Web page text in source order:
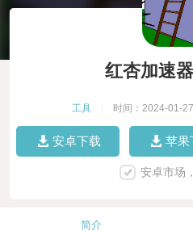
红杏加速
工具 时间：2024-01-27
安卓下载 苹果
安卓市场
简介